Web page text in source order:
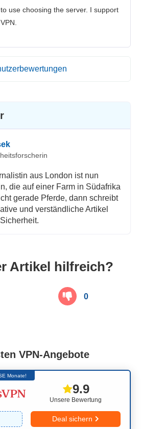
use choosing the server. I support
aus London ist nun
die auf einer Farm in Südafrika
gerade Pferde, dann schreibt
und verständliche Artikel
Artikel hilfreich?
0
VPN-Angebote
Monate!
Unsere Bewertung
9.9
Deal sichern